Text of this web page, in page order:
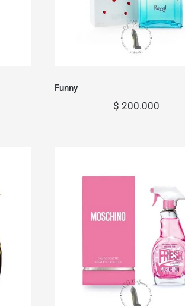
Funny
$ 200.000
Moschino Pink Fresh
Couture